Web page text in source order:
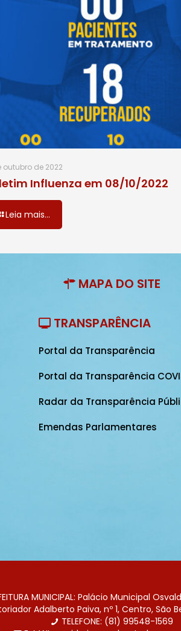
outubro de 2022
Influenza em 08/10/2022
Leia mais...
MAPA DO SITE
TRANSPARÊNCIA
Portal da Transparência
Portal da Transparência
Radar da Transparência
Emendas Parlamentares
MUNICIPAL: Palácio Municipal
Adalberto Paiva, nº 1, Centro, São
TELEFONE: (81) 99548-1569